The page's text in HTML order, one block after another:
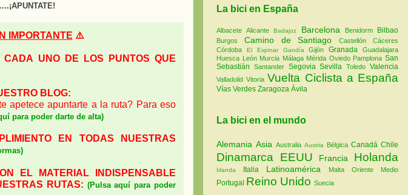
IMPORTANTE ⚠️
CADA UNO DE LOS PUNTOS QUE
BLOG:
apetece apuntarte a la ruta? Para eso
para poder darte de alta)
EN TODAS NUESTRAS
EL MATERIAL INDISPENSABLE
RUTAS: (Pulsa aquí para poder
La bici en España
AlbaceteAlicanteBadajoz Barcelona Benidorm Bilbao
Burgos Camino de SantiagoCastellónCáceres
Córdoba El Espinar GandíaGijónGranadaGuadalajara
Huesca León Murcia Málaga Mérida Oviedo PamplonaSan
Sebastián Santander SegoviaSevillaToledoValencia
ValladolidVitoria Vuelta Ciclista a España
Vías Verdes Zaragoza Ávila
La bici en el mundo
Alemania Asia Australia Austria Bélgica Canadá Chile
Dinamarca EEUU Francia Holanda
Irlanda Italia Latinoamérica Malta Oriente Medio
Portugal Reino Unido Suecia